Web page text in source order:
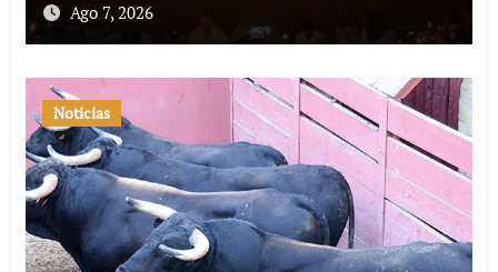
Ago 7, 2026
Noticias